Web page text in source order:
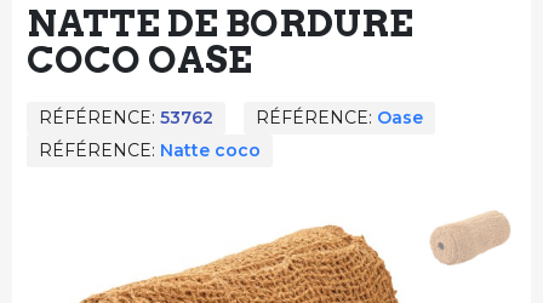
NATTE DE BORDURE
COCO OASE
RÉFÉRENCE 53762 RÉFÉRENCE Oase
RÉFÉRENCE Natte coco